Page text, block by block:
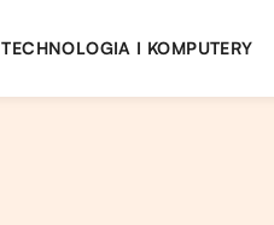
TECHNOLOGIA I KOMPUTERY